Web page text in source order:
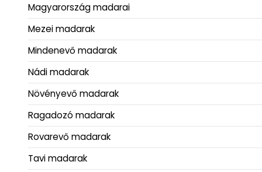
Magyarország madarai
Mezei madarak
Mindenevő madarak
Nádi madarak
Növényevő madarak
Ragadozó madarak
Rovarevő madarak
Tavi madarak